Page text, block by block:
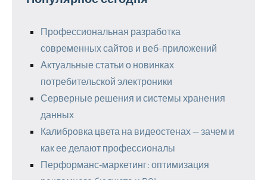
Профессиональная разработка
современных сайтов и веб-приложений
Актуальные статьи о новинках
потребительской электроники
Серверные решения и системы хранения
данных
Калибровка цвета на видеостенах — зачем и
как ее делают профессионалы
Перформанс‑маркетинг: оптимизация